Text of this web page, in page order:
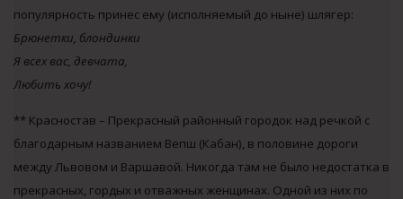
популярность принес ему (исполняемый до ныне) шлягер:
Брюнетки, блондинки
Я всех вас, девчата,
Любить хочу!
** Красностав – Прекрасный районный городок над речкой с
благодарным названием Вепш (Кабан), в половине дороги
между Львовом и Варшавой. Никогда там не было недостатка в
прекрасных, гордых и отважных женщинах. Одной из них по